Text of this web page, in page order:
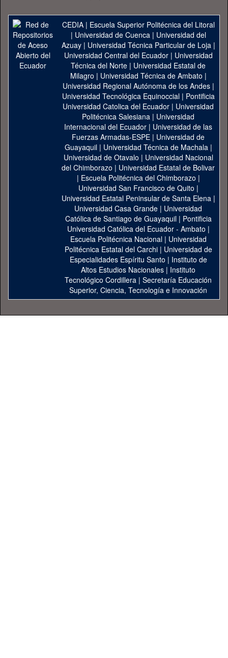
CEDIA| Escuela Superior Politécnica del Litoral
| Universidad de Cuenca| Universidad del
Azuay| Universidad Técnica Particular de Loja|
Universidad Central del Ecuador| Universidad
Técnica del Norte | Universidad Estatal de
Milagro | Universidad Técnica de Ambato |
Universidad Regional Autónoma de los Andes|
Universidad Tecnológica Equinoccial| Pontificia
Universidad Catolica del Ecuador | Universidad
Politécnica Salesiana | Universidad
Internacional del Ecuador | Universidad de las
Fuerzas Armadas-ESPE | Universidad de
Guayaquil| Universidad Técnica de Machala|
Universidad de Otavalo | Universidad Nacional
del Chimborazo | Universidad Estatal de Bolivar
| Escuela Politécnica del Chimborazo |
Universidad San Francisco de Quito |
Universidad Estatal Peninsular de Santa Elena|
Universidad Casa Grande | Universidad
Católica de Santiago de Guayaquil| Pontificia
Universidad Católica del Ecuador - Ambato |
Escuela Politécnica Nacional| Universidad
Politécnica Estatal del Carchi| Universidad de
Especialidades Espíritu Santo | Instituto de
Altos Estudios Nacionales | Instituto
Tecnológico Cordillera | Secretaría Educación
Superior, Ciencia, Tecnología e Innovación